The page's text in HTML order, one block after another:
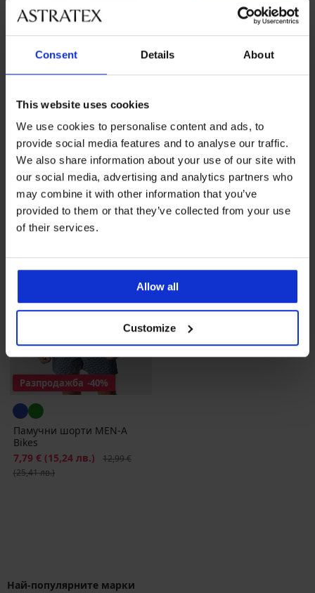
Consent Details About
This website uses cookies
We use cookies to personalise content and ads, to
provide social media features and to analyse our traffic.
We also share information about your use of our site with
our social media, advertising and analytics partners who
may combine it with other information that you’ve
provided to them or that they’ve collected from your use
of their services.
Allow all
Customize
-25 % ALL25
3PACK памучни шорти
31,99 €(62,57 лв.)
23,99 €(46,92 лв.)код ALL25
Разпродажба -70%
Намаление
9,90 € (19,36 лв.)
33,23 €
Разпродажба -40%
Памучни шорти MEN-A
Bikes
Намаление
7,79 € (15,24 лв.) Първоначална цена
12,99 €
(25,41 лв.)
Най-популярните марки